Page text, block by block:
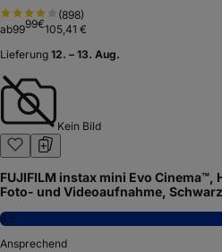
(898)
ab9999€105,41 €
Lieferung 12. – 13. Aug.
Kein Bild
FUJIFILM instax mini Evo
Foto- und Videoaufnahme, Schwarz
6,6
Ansprechend